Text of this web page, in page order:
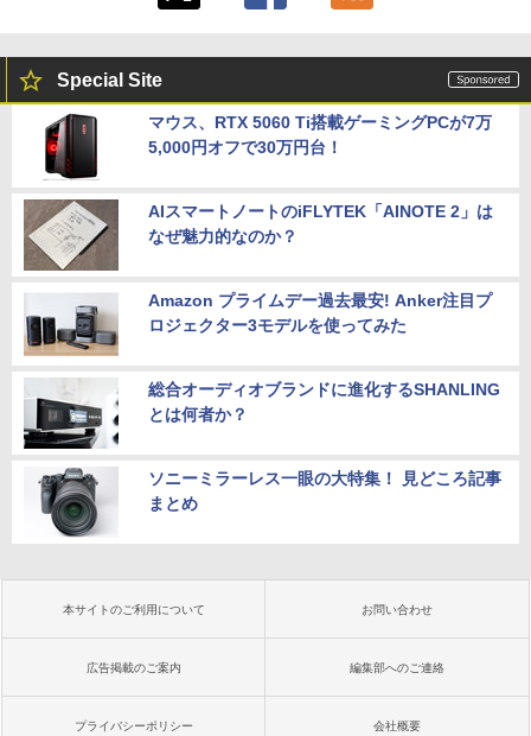
Special Site
マウス、RTX 5060 Ti搭載ゲーミングPCが7万
5,000円オフで30万円台！
AIスマートノートのiFLYTEK「AINOTE 2」は
なぜ魅力的なのか？
Amazon プライムデー過去最安! Anker注目プ
ロジェクター3モデルを使ってみた
総合オーディオブランドに進化するSHANLING
とは何者か？
ソニーミラーレス一眼の大特集！ 見どころ記事
まとめ
本サイトのご利用について お問い合わせ
広告掲載のご案内 編集部へのご連絡
プライバシーポリシー 会社概要